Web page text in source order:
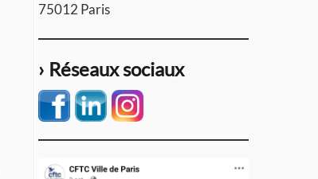
75012 Paris
› Réseaux sociaux